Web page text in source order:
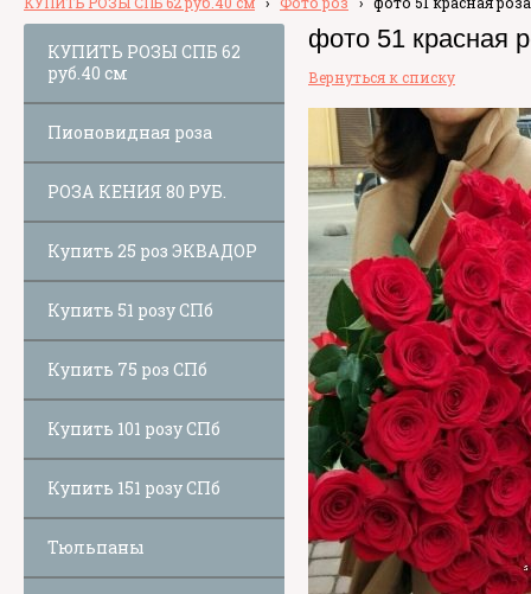
КУПИТЬ РОЗЫ СПБ 62
руб.40 см
Пионовидная роза
РОЗА КЕНИЯ 80 РУБ.
Купить 25 роз ЭКВАДОР
Купить 51 розу СПб
Купить 75 роз СПб
Купить 101 розу СПб
Купить 151 розу СПб
Тюльпаны
фото 51 красная
Вернуться к списку